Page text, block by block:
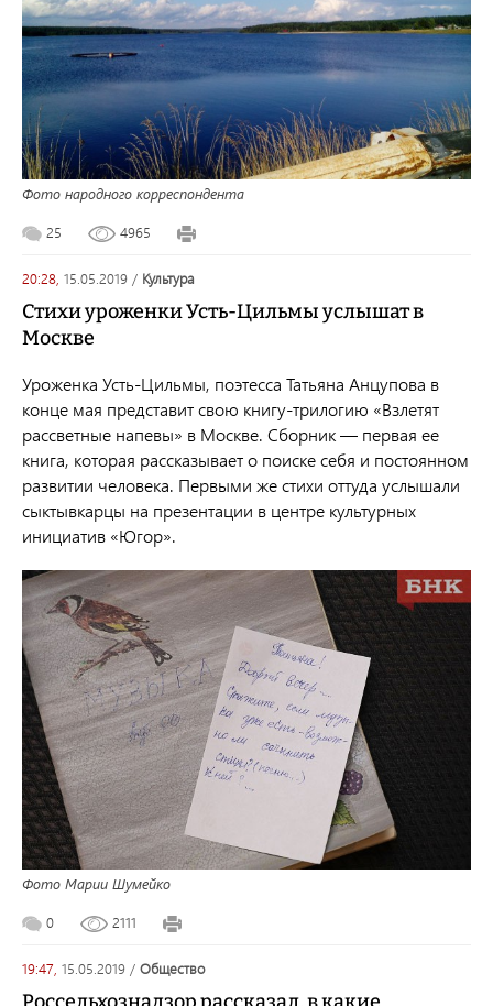
Фото народного корреспондента
25 4965
20:28, 15.05.2019 / культура
Стихи уроженки Усть-Цильмы услышат в
Москве
Уроженка Усть-Цильмы, поэтесса Татьяна Анцупова в
конце мая представит свою книгу-трилогию «Взлетят
рассветные напевы» в Москве. Сборник — первая ее
книга, которая рассказывает о поиске себя и постоянном
развитии человека. Первыми же стихи оттуда услышали
сыктывкарцы на презентации в центре культурных
инициатив «Югор».
Фото Марии Шумейко
0 2111
19:47, 15.05.2019 / общество